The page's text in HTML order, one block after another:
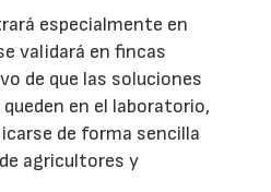
especialmente en
validará en fincas
de que las soluciones
en el laboratorio,
de forma sencilla
agricultores y